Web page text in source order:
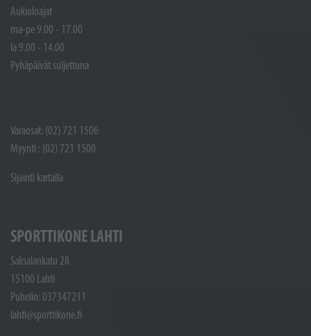
Aukioloajat
ma-pe 9.00 - 17.00
la 9.00 - 14.00
Pyhäpäivät suljettuna
Varaosat: (02) 721 1506
Myynti : (02) 721 1500
Sijainti kartalla
SPORTTIKONE LAHTI
Saksalankatu 28
15100 Lahti
Puhelin: 037347211
lahti@sporttikone.fi